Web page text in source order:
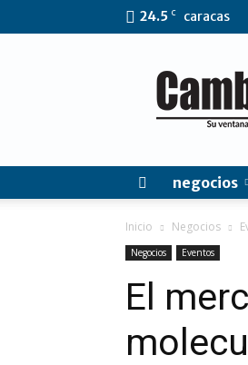
24.5 C caracas
negocios
Inicio Negocios
Negocios Eventos
El